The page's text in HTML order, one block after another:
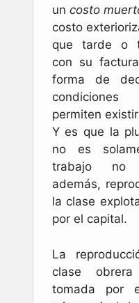
uncosto
costo
que tarde o
con su
forma de
permiten
Y es que la
no es
trabajo no
además,
la clase
por el capital.
La
clase
tomada por